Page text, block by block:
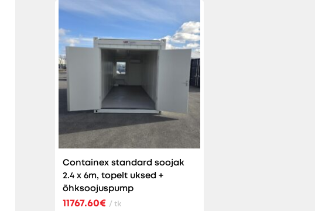
Containex standard soojak
2.4 x 6m, topelt uksed +
õhksoojuspump
11767.60€ / tk